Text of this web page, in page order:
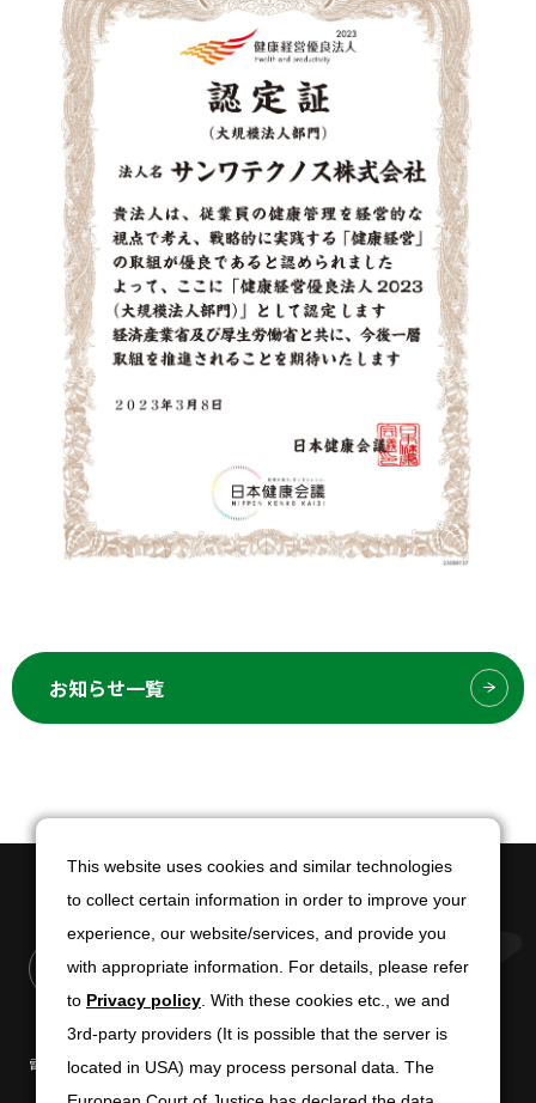
お知らせ一覧
電子公告 免責条項
This website uses cookies and similar technologies
to collect certain information in order to improve your
experience, our website/services, and provide you
with appropriate information. For details, please refer
to Privacy policy . With these cookies etc., we and
3rd-party providers (It is possible that the server is
located in USA) may process personal data. The
This website uses cookies and similar technologies
to collect certain information in order to improve your
experience, our website/services, and provide you
with appropriate information. For details, please refer
to Privacy policy . With these cookies etc., we and
3rd-party providers (It is possible that the server is
located in USA) may process personal data. The